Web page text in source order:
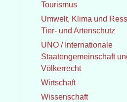
Tourismus
Umwelt, Klima und
Tier- und Artenschutz
UNO / Internationale
Staatengemeinschaft
Völkerrecht
Wirtschaft
Wissenschaft